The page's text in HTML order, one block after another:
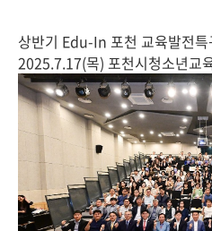
상반기 Edu-In 포천 교육발전특
2025.7.17(목) 포천시청소년교